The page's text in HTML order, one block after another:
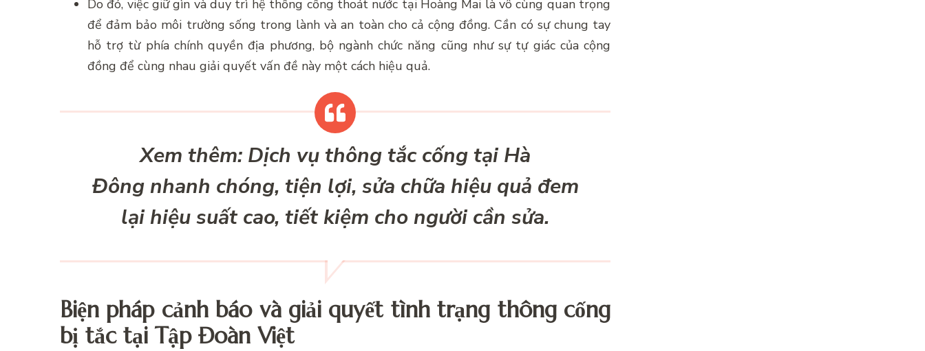
Do đó, việc giữ gìn và duy trì hệ thống cống thoát nước tại Hoàng Mai là vô cùng quan trọng
để đảm bảo môi trường sống trong lành và an toàn cho cả cộng đồng. Cần có sự chung tay
hỗ trợ từ phía chính quyền địa phương, bộ ngành chức năng cũng như sự tự giác của cộng
đồng để cùng nhau giải quyết vấn đề này một cách hiệu quả.
Xem thêm: Dịch vụ thông tắc cống tại Hà
Đông nhanh chóng, tiện lợi, sửa chữa hiệu quả đem
lại hiệu suất cao, tiết kiệm cho người cần sửa.
Biện pháp cảnh báo và giải quyết tình trạng thông cống
bị tắc tại Tập Đoàn Việt